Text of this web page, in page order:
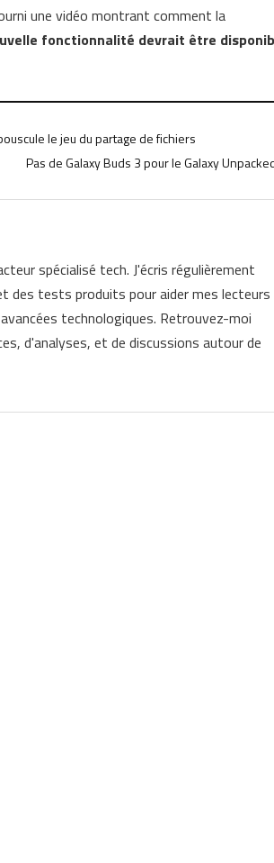
une vidéo montrant comment la
fonctionnalité devrait être
le jeu du partage de fichiers
Pas de Galaxy Buds 3 pour le Galaxy
spécialisé tech. J'écris régulièrement
des tests produits pour aider mes lecteurs
technologiques. Retrouvez-moi
d'analyses, et de discussions autour de